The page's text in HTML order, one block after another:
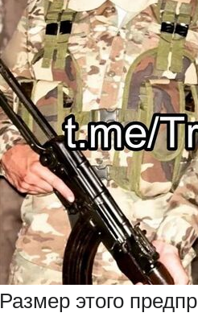
Размер этого